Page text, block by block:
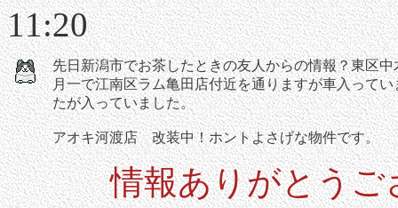
11:20
先日新潟市でお茶したときの友人からの情報？東区
月一で江南区ラム亀田店付近を通りますが車入って
たが入っていました。
アオキ河渡店 改装中！ホントよさげな物件です。
情報ありがとうご